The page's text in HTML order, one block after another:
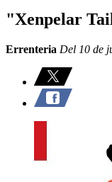
"Xenpelar
Errenteria Del 10 de